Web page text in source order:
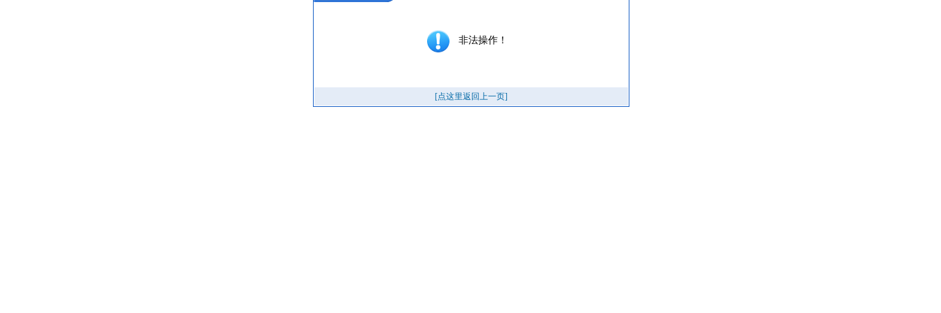
非法操作！
[点这里返回上一页]